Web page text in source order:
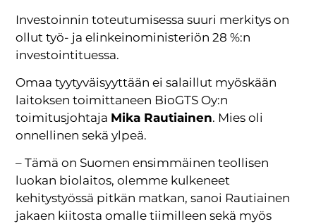
Investoinnin toteutumisessa suuri merkitys on
ollut työ- ja elinkeinoministeriön 28 %:n
investointituessa.
Omaa tyytyväisyyttään ei salaillut myöskään
laitoksen toimittaneen BioGTS Oy:n
toimitusjohtaja Mika Rautiainen. Mies oli
onnellinen sekä ylpeä.
– Tämä on Suomen ensimmäinen teollisen
luokan biolaitos, olemme kulkeneet
kehitystyössä pitkän matkan, sanoi Rautiainen
jakaen kiitosta omalle tiimilleen sekä myös